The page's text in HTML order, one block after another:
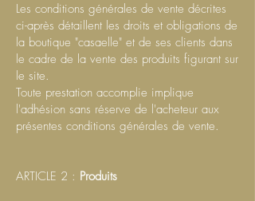
Les conditions générales de vente décrites
ci-après détaillent les droits et obligations de
la boutique "casaelle" et de ses clients dans
le cadre de la vente des produits figurant sur
le site.
Toute prestation accomplie implique
l'adhésion sans réserve de l'acheteur aux
présentes conditions générales de vente.
ARTICLE 2 : Produits